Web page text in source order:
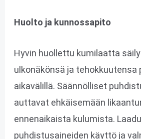
Huolto ja kunnossapito
Hyvin huollettu kumilaatta
ulkonäkönsä ja tehokkuutensa
aikavälillä. Säännölliset
auttavat ehkäisemään
ennenaikaista kulumista.
puhdistusaineiden käyttö ja